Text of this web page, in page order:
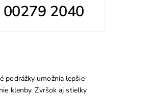
00279 2040
podrážky umožnia lepšie
klenby. Zvršok aj stielky